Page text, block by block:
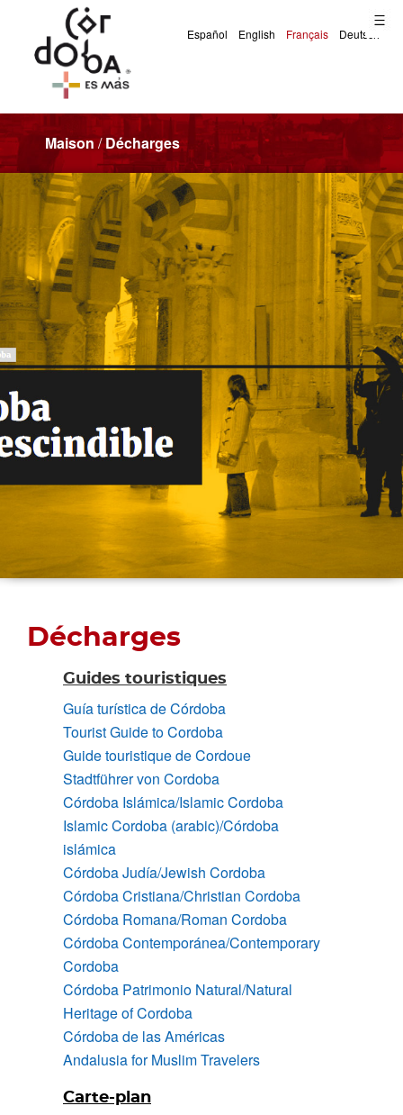
Maison/Décharges
Décharges
Guides touristiques
Guía turística de Córdoba
Tourist Guide to Cordoba
Guide touristique de Cordoue
Stadtführer von Cordoba
Córdoba Islámica/Islamic Cordoba
Islamic Cordoba (arabic)/Córdoba
islámica
Córdoba Judía/Jewish Cordoba
Córdoba Cristiana/Christian Cordoba
Córdoba Romana/Roman Cordoba
Córdoba Contemporánea/Contemporary
Cordoba
Córdoba Patrimonio Natural/Natural
Heritage of Cordoba
Córdoba de las Américas
Andalusia for Muslim Travelers
Carte-plan